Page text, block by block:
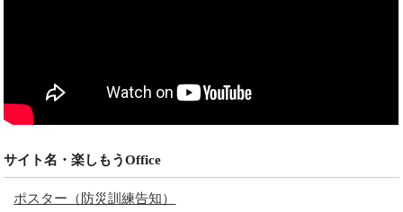
サイト名・楽しもうOffice
ポスター（防災訓練告知）